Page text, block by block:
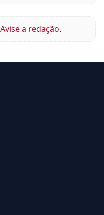
Avise a redação.